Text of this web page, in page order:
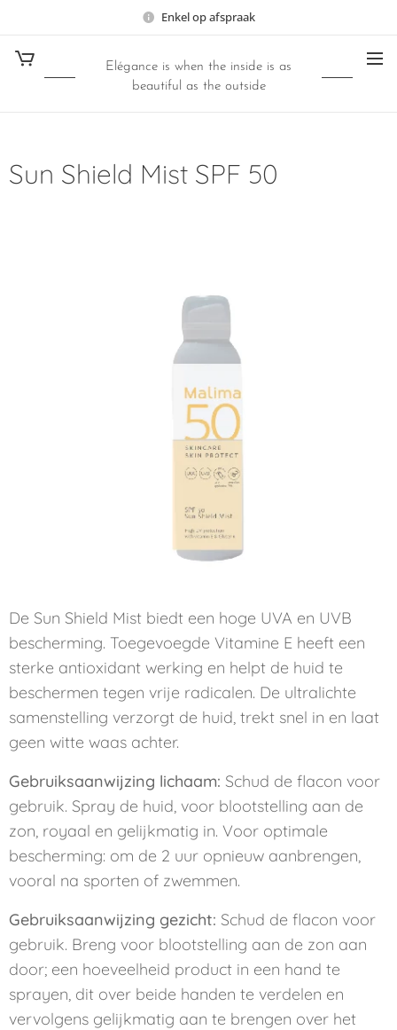
Enkel op afspraak
Elégance is when the inside is as
beautiful as the outside
Sun Shield Mist SPF 50
De Sun Shield Mist biedt een hoge UVA en UVB
bescherming. Toegevoegde Vitamine E heeft een
sterke antioxidant werking en helpt de huid te
beschermen tegen vrije radicalen. De ultralichte
samenstelling verzorgt de huid, trekt snel in en laat
geen witte waas achter.
Gebruiksaanwijzing lichaam: Schud de flacon voor
gebruik. Spray de huid, voor blootstelling aan de
zon, royaal en gelijkmatig in. Voor optimale
bescherming: om de 2 uur opnieuw aanbrengen,
vooral na sporten of zwemmen.
Gebruiksaanwijzing gezicht: Schud de flacon voor
gebruik. Breng voor blootstelling aan de zon aan
door; een hoeveelheid product in een hand te
sprayen, dit over beide handen te verdelen en
vervolgens gelijkmatig aan te brengen over het